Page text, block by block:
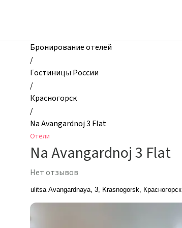
Бронирование отелей
/
Гостиницы России
/
Красногорск
/
Na Avangardnoj 3 Flat
Отели
Na Avangardnoj 3 Flat
Нет отзывов
ulitsa Avangardnaya, 3, Krasnogorsk, Красногорск